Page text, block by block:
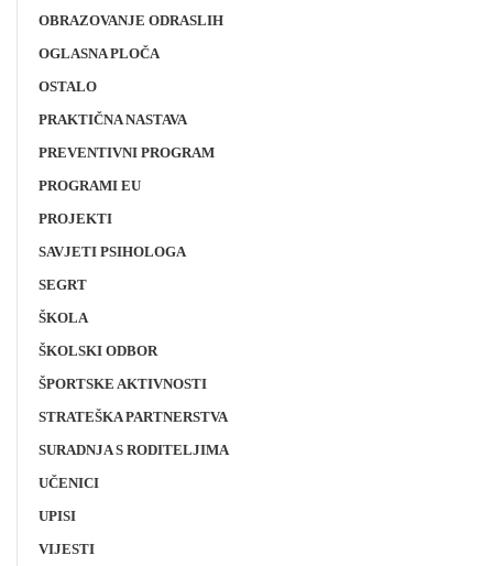
OBRAZOVANJE ODRASLIH
OGLASNA PLOČA
OSTALO
PRAKTIČNA NASTAVA
PREVENTIVNI PROGRAM
PROGRAMI EU
PROJEKTI
SAVJETI PSIHOLOGA
SEGRT
ŠKOLA
ŠKOLSKI ODBOR
ŠPORTSKE AKTIVNOSTI
STRATEŠKA PARTNERSTVA
SURADNJA S RODITELJIMA
UČENICI
UPISI
VIJESTI